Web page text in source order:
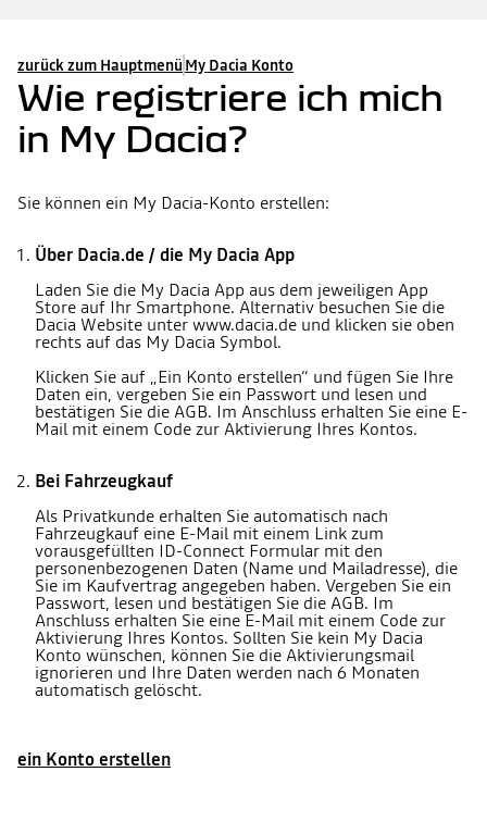
zurück zum Hauptmenü My Dacia Konto
Wie registriere ich mich
in My Dacia?
Sie können ein My Dacia-Konto erstellen:
Über Dacia.de / die My Dacia App
Laden Sie die My Dacia App aus dem jeweiligen App
Store auf Ihr Smartphone. Alternativ besuchen Sie die
Dacia Website unter www.dacia.de und klicken sie oben
rechts auf das My Dacia Symbol.
Klicken Sie auf „Ein Konto erstellen“ und fügen Sie Ihre
Daten ein, vergeben Sie ein Passwort und lesen und
bestätigen Sie die AGB. Im Anschluss erhalten Sie eine E-
Mail mit einem Code zur Aktivierung Ihres Kontos.
Bei Fahrzeugkauf
Als Privatkunde erhalten Sie automatisch nach
Fahrzeugkauf eine E-Mail mit einem Link zum
vorausgefüllten ID-Connect Formular mit den
personenbezogenen Daten (Name und Mailadresse), die
Sie im Kaufvertrag angegeben haben. Vergeben Sie ein
Passwort, lesen und bestätigen Sie die AGB. Im
Anschluss erhalten Sie eine E-Mail mit einem Code zur
Aktivierung Ihres Kontos. Sollten Sie kein My Dacia
Konto wünschen, können Sie die Aktivierungsmail
ignorieren und Ihre Daten werden nach 6 Monaten
automatisch gelöscht.
ein Konto erstellen